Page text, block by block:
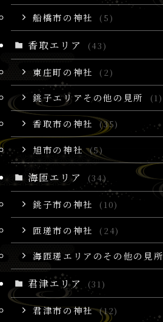
船橋市の神社 (5)
香取エリア (43)
東庄町の神社 (2)
銚子エリアその他の見所 (1)
香取市の神社 (35)
旭市の神社 (5)
海匝エリア (34)
銚子市の神社 (10)
匝瑳市の神社 (24)
海匝瑳エリアのその他の見所
君津エリア (31)
君津市の神社 (12)